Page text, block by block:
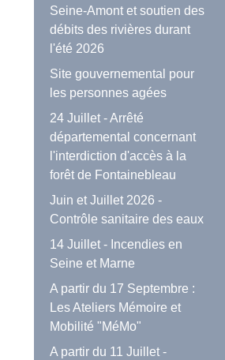
Seine-Amont et soutien des
débits des rivières durant
l'été 2026
Site gouvernemental pour
les personnes agées
24 Juillet - Arrêté
départemental concernant
l'interdiction d'accès à la
forêt de Fontainebleau
Juin et Juillet 2026 -
Contrôle sanitaire des eaux
14 Juillet - Incendies en
Seine et Marne
A partir du 17 Septembre :
Les Ateliers Mémoire et
Mobilité "MéMo"
A partir du 11 Juillet -